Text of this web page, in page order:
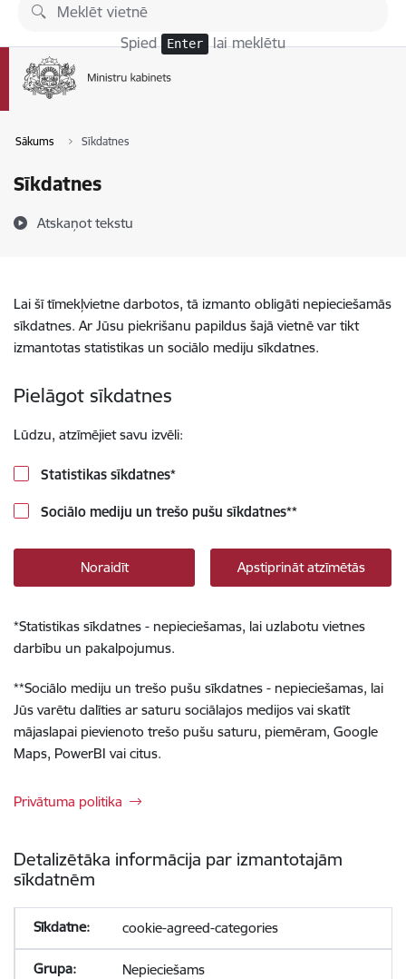
Pāriet uz lapas saturu
Spied Enter lai meklētu
Sākums Sīkdatnes
Sīkdatnes
Atskaņot tekstu
Lai šī tīmekļvietne darbotos, tā izmanto obligāti nepieciešamās
sīkdatnes. Ar Jūsu piekrišanu papildus šajā vietnē var tikt
izmantotas statistikas un sociālo mediju sīkdatnes.
Pielāgot sīkdatnes
Lūdzu, atzīmējiet savu izvēli:
Statistikas sīkdatnes*
Sociālo mediju un trešo pušu sīkdatnes**
Noraidīt Apstiprināt atzīmētās
*Statistikas sīkdatnes - nepieciešamas, lai uzlabotu vietnes
darbību un pakalpojumus.
**Sociālo mediju un trešo pušu sīkdatnes - nepieciešamas, lai
Jūs varētu dalīties ar saturu sociālajos medijos vai skatīt
mājaslapai pievienoto trešo pušu saturu, piemēram, Google
Maps, PowerBI vai citus.
Privātuma politika
Detalizētāka informācija par izmantotajām
sīkdatnēm
cookie-agreed-categories
Nepieciešams